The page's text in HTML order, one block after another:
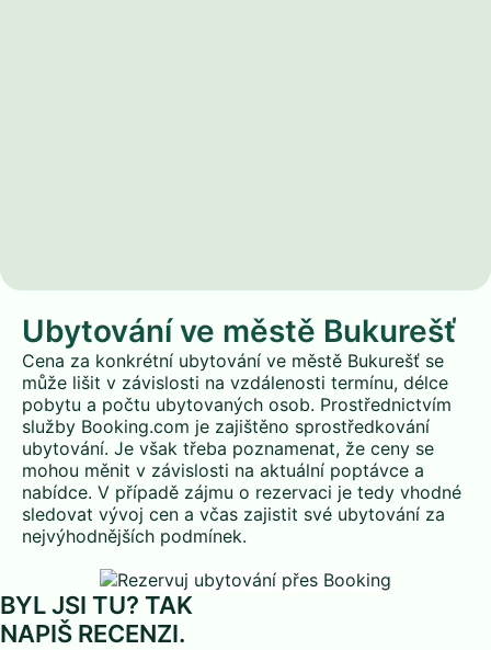
Ubytování ve městě Bukurešť
Cena za konkrétní ubytování ve městě Bukurešť se
může lišit v závislosti na vzdálenosti termínu, délce
pobytu a počtu ubytovaných osob. Prostřednictvím
služby Booking.com je zajištěno sprostředkování
ubytování. Je však třeba poznamenat, že ceny se
mohou měnit v závislosti na aktuální poptávce a
nabídce. V případě zájmu o rezervaci je tedy vhodné
sledovat vývoj cen a včas zajistit své ubytování za
nejvýhodnějších podmínek.
BYL JSI TU? TAK
NAPIŠ RECENZI.